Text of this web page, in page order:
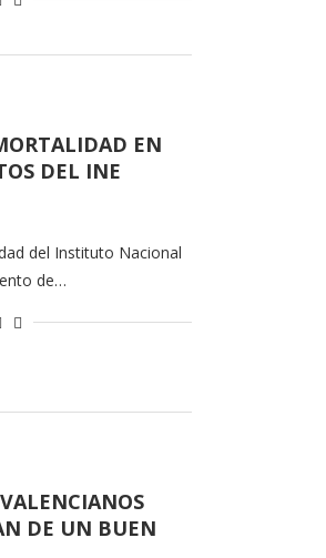
EN
DEL INE
del Instituto Nacional
de…
DE UN BUEN